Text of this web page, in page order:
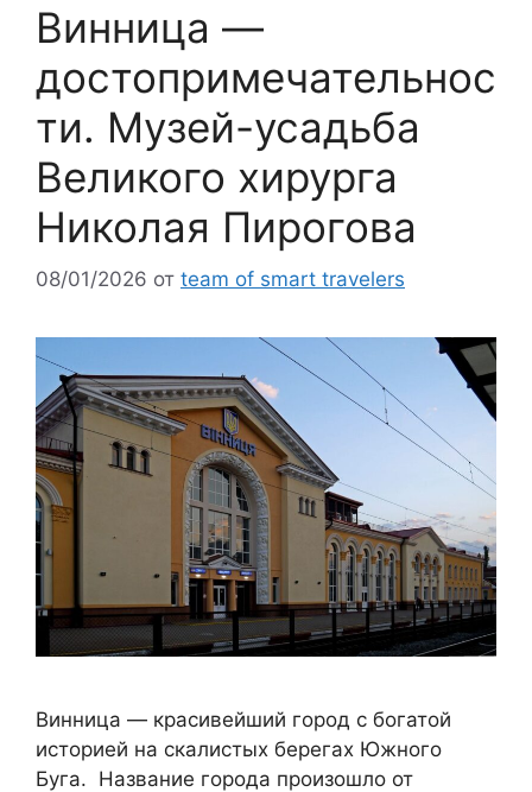
Винница —
достопримечательнос
ти. Музей-усадьба
Великого хирурга
Николая Пирогова
08/01/2026 от team of smart travelers
Винница — красивейший город с богатой
историей на скалистых берегах Южного
Буга. Название города произошло от